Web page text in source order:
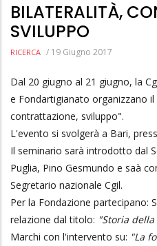
BILATERALITÀ,
SVILUPPO
RICERCA / 19 Giugno 2017
Dal 20 giugno al 21 giugno, la
e Fondartigianato organizzano
contrattazione, sviluppo".
L'evento si svolgerà a Bari,
Il seminario sarà introdotto dal
Puglia, Pino Gesmundo e saà
Segretario nazionale Cgil.
Per la Fondazione partecipano:
relazione dal titolo: "Storia
Marchi con l'intervento su: "La